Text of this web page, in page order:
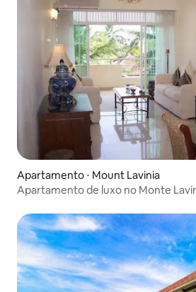
Apartamento ⋅ Mount Lavinia
Apartamento de luxo no Monte